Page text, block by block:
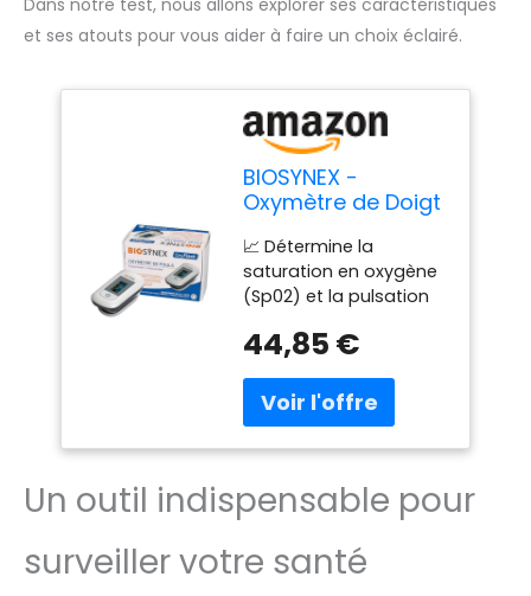
et ses atouts pour vous aider à faire un choix éclairé.
BIOSYNEX -
Oxymètre de Doigt
Pouls - Mesure
l'Oxygénation du
Sang - Evaluation
des Fonctions
Respiratoires -
Pathologies
Respiratoires -
Athlètes - Altitude
- 12 Ans et +
📈 Détermine la
saturation en oxygène
(Sp02) et la pulsation
des pathologies
sommeil, Maladie
pulmonaire obstructive
chronique (MPOC),
Cancer du poumon,
cardiaque ou
Insuffisance
44,85 €
Un outil indispensable pour
surveiller votre santé